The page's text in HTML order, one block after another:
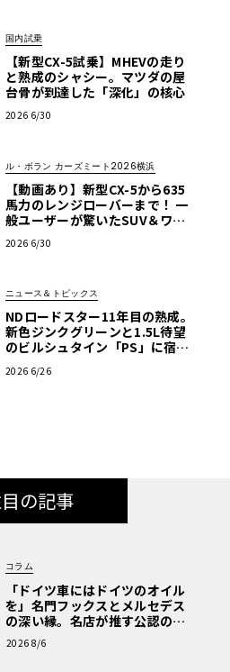
国内試乗
【新型CX-5試乗】MHEVの走り
と熟成のシャシー。マツダの屋
台骨が到達した「深化」の核心
2026 6/30
ル・ボラン カーズミート2026横浜
【動画あり】新型CX-5から635
馬力のレンジローバーまで！ 一
般ユーザーが驚いたSUV＆ワゴ
ーズミート2026横浜】
2026 6/30
ニュース＆トピックス
NDロードスター11年目の熟成。
新色ジンクグリーンと1.5L待望
のビルシュタイン「PS」に宿る
2026 6/26
の記事
コラム
「ドイツ車にはドイツのオイル
を」名門フックスとメルセデス
の深い縁。名店が推す公認の安
心と、Cクラスで味わうシルキー
な走り〈PR〉
2026 8/6